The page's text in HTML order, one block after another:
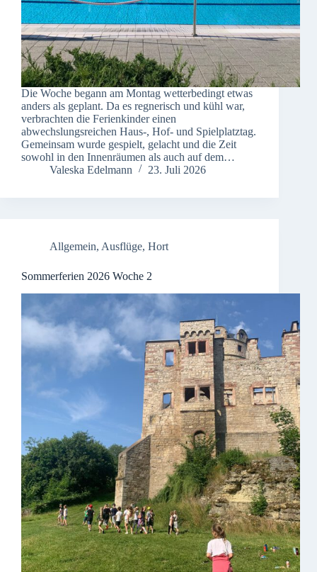
Die Woche begann am Montag wetterbedingt etwas
anders als geplant. Da es regnerisch und kühl war,
verbrachten die Ferienkinder einen
abwechslungsreichen Haus-, Hof- und Spielplatztag.
Gemeinsam wurde gespielt, gelacht und die Zeit
sowohl in den Innenräumen als auch auf dem…
Valeska Edelmann
23. Juli 2026
Allgemein, Ausflüge, Hort
Sommerferien 2026 Woche 2